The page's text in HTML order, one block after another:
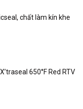
chất làm kín khe
650°F Red RTV